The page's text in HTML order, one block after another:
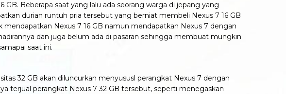
Beberapa saat yang lalu ada seorang warga di jepang yang
durian runtuh pria tersebut yang berniat membeli Nexus 7 16 GB
Nexus 7 16 GB namun mendapatkan Nexus 7 dengan
dan juga belum ada di pasaran sehingga membuat mungkin
saat ini.
32 GB akan diluncurkan menyususl perangkat Nexus 7 dengan
terjual perangkat Nexus 7 32 GB tersebut, seperti menegaskan